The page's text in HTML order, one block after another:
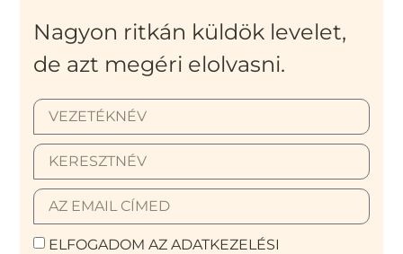
Nagyon ritkán küldök levelet,
de azt megéri elolvasni.
ELFOGADOM AZ ADATKEZELÉSI